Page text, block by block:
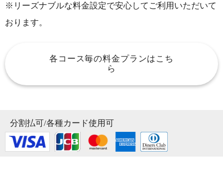
※リーズナブルな料金設定で安心してご利用いただいて
おります。
各コース毎の料金プランはこち
ら
分割払可/各種カード使用可